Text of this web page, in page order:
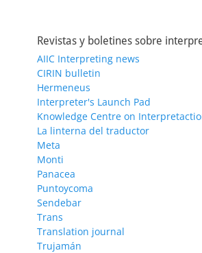
Revistas y boletines sobre
AIIC Interpreting news
CIRIN bulletin
Hermeneus
Interpreter's Launch Pad
Knowledge Centre on
La linterna del traductor
Meta
Monti
Panacea
Puntoycoma
Sendebar
Trans
Translation journal
Trujamán